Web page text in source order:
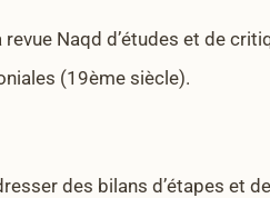
Naqd d’études et de
(19ème siècle).
des bilans d’étapes et